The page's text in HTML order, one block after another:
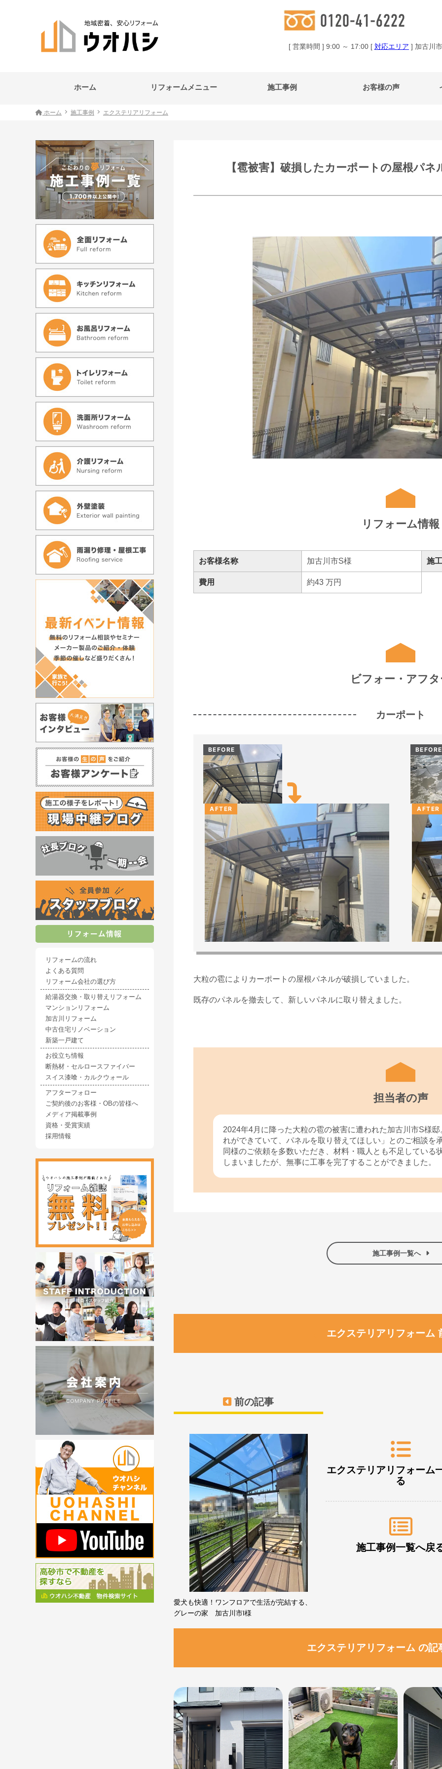
[ 営業時間 ] 9:00 ～ 17:00 [ 対応エリア ] 加古川
ホーム リフォームメニュー 施工事例 お客様の声
ホーム 施工事例 エクステリアリフォーム
【雹被害】破損したカーポートの屋根パ
リフォーム情報
お客様名称 加古川市S様 施
費用 約43 万円
ビフォー・アフ
カーポート
BEFORE
AFTER
BEFORE
AFTER
大粒の雹によりカーポートの屋根パネルが破損していました。
既存のパネルを撤去して、新しいパネルに取り替えました。
担当者の声
2024年4月に降った大粒の雹の被害に遭われた加古川市S様
れができていて、パネルを取り替えてほしい」とのご相談を
同様のご依頼を多数いただき、材料・職人とも不足している
しまいましたが、無事に工事を完了することができました。
施工事例一覧へ
エクステリアリフォーム
前の記事
愛犬も快適！ワンフロアで生活が完結する、
グレーの家 加古川市I様
エクステリアリフォーム
る
施工事例一覧へ戻
エクステリアリフォーム の記
リフォームの流れ
よくある質問
リフォーム会社の選び方
給湯器交換・取り替えリフォーム
マンションリフォーム
加古川リフォーム
中古住宅リノベーション
新築一戸建て
お役立ち情報
断熱材・セルロースファイバー
スイス漆喰・カルクウォール
アフターフォロー
ご契約後のお客様・OBの皆様へ
メディア掲載事例
資格・受賞実績
採用情報